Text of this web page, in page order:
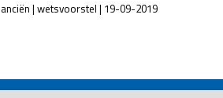
| wetsvoorstel | 19-09-2019